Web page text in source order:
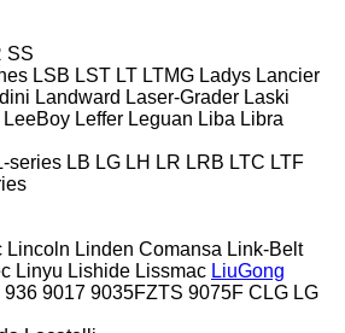
SS
LSB LST LT LTMG Ladys Lancier
Landward Laser-Grader Laski
LeeBoy Leffer Leguan Liba Libra
series LB LG LH LR LRB LTC LTF
Lincoln Linden Comansa Link-Belt
Linyu Lishide Lissmac LiuGong
936 9017 9035FZTS 9075F CLG LG